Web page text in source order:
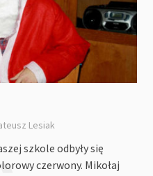
Lesiak
szkole odbyły się
czerwony. Mikołaj